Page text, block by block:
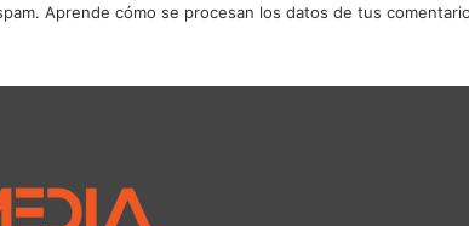
Aprende cómo se procesan los datos de tus